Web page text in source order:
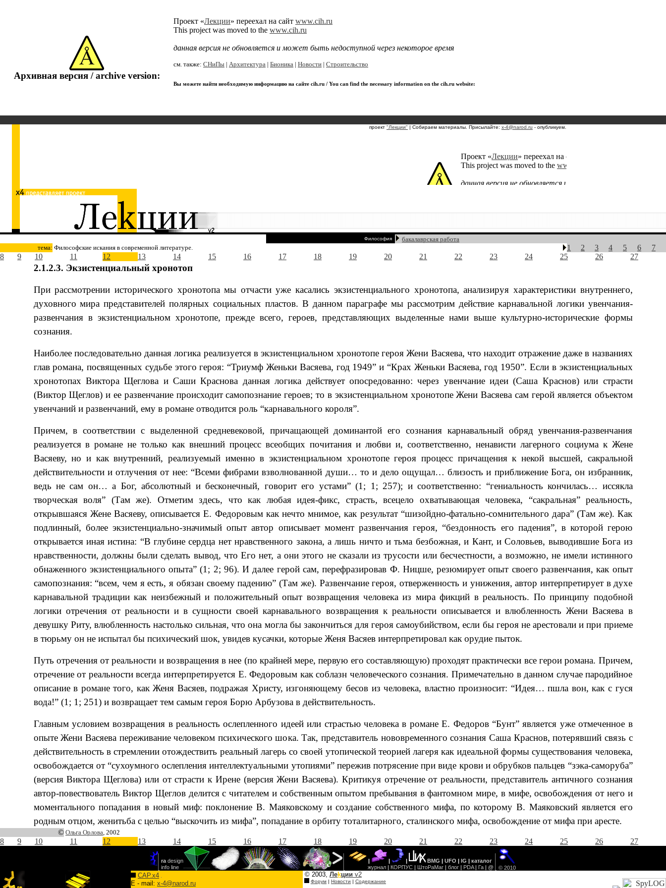
Архивная версия / archive version:
Проект «Лекции» переехал на сайт www.cih.ru
This project was moved to the www.cih.ru
данная версия не обновляется и может быть недоступной через некоторое время
см. также: СНиПы | Архитектура | Бионика | Новости | Строительство
Вы можете найти необходимую информацию на сайте cih.ru / You can find the necessary information on the cih.ru website:
проект "Лекции" | Собираем материалы. Присылайте: x-4@narod.ru - опубликуем.
Философия
бакалаврская работа
тема: Философские искания в современной литературе. 1 2 3 4 5 6
7
8
9 10 11 12 13 14 15 16 17 18 19 20 21 22 23 24 25 26 27
2.1.2.3. Экзистенциальный хронотоп
При рассмотрении исторического хронотопа мы отчасти уже касались экзистенциального хронотопа, анализируя характеристики внутреннего,
духовного мира представителей полярных социальных пластов. В данном параграфе мы рассмотрим действие карнавальной логики увенчания-
развенчания в экзистенциальном хронотопе, прежде всего, героев, представляющих выделенные нами выше культурно-исторические формы
сознания.
Наиболее последовательно данная логика реализуется в экзистенциальном хронотопе героя Жени Васяева, что находит отражение даже в названиях
глав романа, посвященных судьбе этого героя: “Триумф Женьки Васяева, год 1949” и “Крах Женьки Васяева, год 1950”. Если в экзистенциальных
хронотопах Виктора Щеглова и Саши Краснова данная логика действует опосредованно: через увенчание идеи (Саша Краснов) или страсти
(Виктор Щеглов) и ее развенчание происходит самопознание героев; то в экзистенциальном хронотопе Жени Васяева сам герой является объектом
увенчаний и развенчаний, ему в романе отводится роль “карнавального короля”.
Причем, в соответствии с выделенной средневековой, причащающей доминантой его сознания карнавальный обряд увенчания-развенчания
реализуется в романе не только как внешний процесс всеобщих почитания и любви и, соответственно, ненависти лагерного социума к Жене
Васяеву, но и как внутренний, реализуемый именно в экзистенциальном хронотопе героя процесс причащения к некой высшей, сакральной
действительности и отлучения от нее: “Всеми фибрами взволнованной души… то и дело ощущал… близость и приближение Бога, он избранник,
ведь не сам он… а Бог, абсолютный и бесконечный, говорит его устами” (1; 1; 257); и соответственно: “гениальность кончилась… иссякла
творческая воля” (Там же). Отметим здесь, что как любая идея-фикс, страсть, всецело охватывающая человека, “сакральная” реальность,
открывшаяся Жене Васяеву, описывается Е. Федоровым как нечто мнимое, как результат “шизойдно-фатально-сомнительного дара” (Там же). Как
подлинный, более экзистенциально-значимый опыт автор описывает момент развенчания героя, “бездонность его падения”, в которой герою
открывается иная истина: “В глубине сердца нет нравственного закона, а лишь ничто и тьма безбожная, и Кант, и Соловьев, выводившие Бога из
нравственности, должны были сделать вывод, что Его нет, а они этого не сказали из трусости или бесчестности, а возможно, не имели истинного
обнаженного экзистенциального опыта” (1; 2; 96). И далее герой сам, перефразировав Ф. Ницше, резюмирует опыт своего развенчания, как опыт
самопознания: “всем, чем я есть, я обязан своему падению” (Там же). Развенчание героя, отверженность и унижения, автор интерпретирует в духе
карнавальной традиции как неизбежный и положительный опыт возвращения человека из мира фикций в реальность. По принципу подобной
логики отречения от реальности и в сущности своей карнавального возвращения к реальности описывается и влюбленность Жени Васяева в
девушку Риту, влюбленность настолько сильная, что она могла бы закончиться для героя самоубийством, если бы героя не арестовали и при приеме
в тюрьму он не испытал бы психический шок, увидев кусачки, которые Женя Васяев интерпретировал как орудие пыток.
Путь отречения от реальности и возвращения в нее (по крайней мере, первую его составляющую) проходят практически все герои романа. Причем,
отречение от реальности всегда интерпретируется Е. Федоровым как соблазн человеческого сознания. Примечательно в данном случае пародийное
описание в романе того, как Женя Васяев, подражая Христу, изгоняющему бесов из человека, властно произносит: “Идея… пшла вон, как с гуся
вода!” (1; 1; 251) и возвращает тем самым героя Борю Арбузова в действительность.
Главным условием возвращения в реальность ослепленного идеей или страстью человека в романе Е. Федоров “Бунт” является уже отмеченное в
опыте Жени Васяева переживание человеком психического шока. Так, представитель нововременного сознания Саша Краснов, потерявший связь с
действительность в стремлении отождествить реальный лагерь со своей утопической теорией лагеря как идеальной формы существования человека,
освобождается от “сухоумного ослепления интеллектуальными утопиями” пережив потрясение при виде крови и обрубков пальцев “зэка-саморуба”
(версия Виктора Щеглова) или от страсти к Ирене (версия Жени Васяева). Критикуя отречение от реальности, представитель античного сознания
автор-повествователь Виктор Щеглов делится с читателем и собственным опытом пребывания в фантомном мире, в мифе, освобождения от него и
моментального попадания в новый миф: поклонение В. Маяковскому и создание собственного мифа, по которому В. Маяковский является его
родным отцом, женитьба с целью “выскочить из мифа”, попадание в орбиту тоталитарного, сталинского мифа, освобождение от мифа при аресте.
© Ольга Орлова, 2002
8 9 10 11 12 13 14 15 16 17 18 19 20 21 22 23 24 25 26 27
CAP.x4
E - mail: x-4@narod.ru
© 2003, Леkции v2
Форум | Новости | Содержание